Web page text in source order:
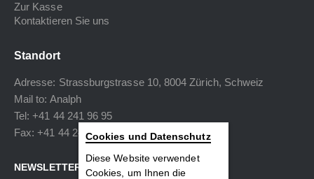
Zur Kasse
Kontaktieren Sie uns
Standort
Adresse: Strassburgstrasse 10, 8004 Zürich, Schweiz
Mail to: Analph
Tel: +41 44 241 96 95
Fax: +41 44 240 34 40
NEWSLETTER
Cookies und Datenschutz
Diese Website verwendet
Cookies, um Ihnen die